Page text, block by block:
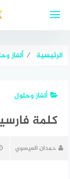
الرئيسية ⁄ ألغاز
ألغاز وحلول
كلمة
حمدان العيسوي